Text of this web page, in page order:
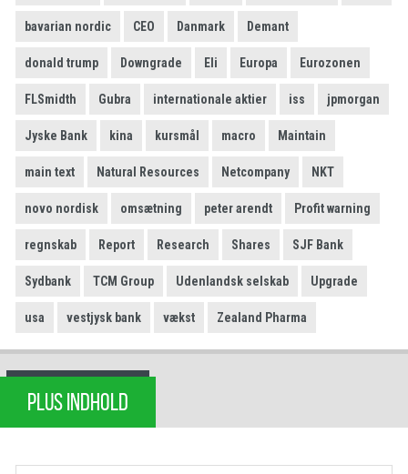
bavarian nordic CEO Danmark Demant
donald trump Downgrade Eli Europa Eurozonen
FLSmidth Gubra internationale aktier iss jpmorgan
Jyske Bank kina kursmål macro Maintain
main text Natural Resources Netcompany NKT
novo nordisk omsætning peter arendt Profit warning
regnskab Report Research Shares SJF Bank
Sydbank TCM Group Udenlandsk selskab Upgrade
usa vestjysk bank vækst Zealand Pharma
PLUS INDHOLD